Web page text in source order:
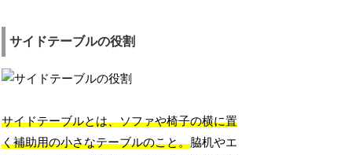
サイドテーブルの役割
サイドテーブルとは、ソファや椅子の横に置
く補助用の小さなテーブルのこと。脇机やエ